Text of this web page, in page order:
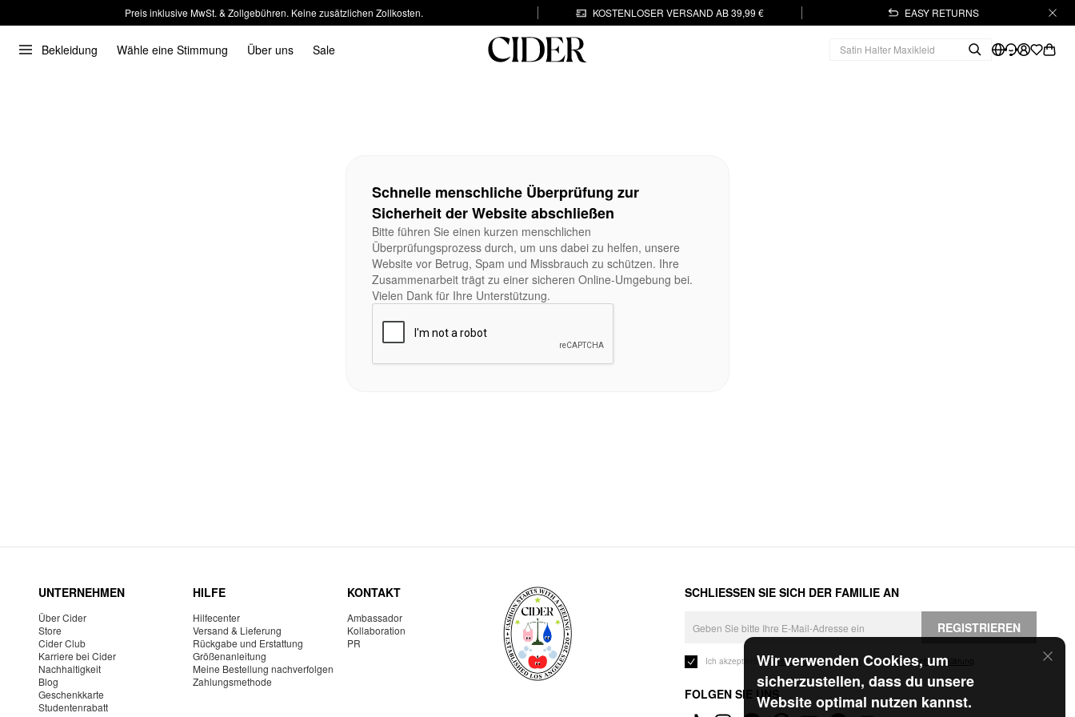
Preis inklusive MwSt. & Zollgebühren. Keine zusätzlichen Zollkosten. KOSTENLOSER VERSAND AB 39,99 € EASY RETURNS
Bekleidung Wähle eine Stimmung Über uns Sale
Wir verwenden Cookies, um
sicherzustellen, dass du unsere
Website optimal nutzen kannst.
Schnelle menschliche Überprüfung zur
Sicherheit der Website abschließen
Bitte führen Sie einen kurzen menschlichen
Überprüfungsprozess durch, um uns dabei zu helfen, unsere
Website vor Betrug, Spam und Missbrauch zu schützen. Ihre
Zusammenarbeit trägt zu einer sicheren Online-Umgebung bei.
Vielen Dank für Ihre Unterstützung.
UNTERNEHMEN
Über Cider
Store
Cider Club
Karriere bei Cider
Nachhaltigkeit
Blog
Geschenkkarte
Studentenrabatt
HILFE
Hilfecenter
Versand & Lieferung
Rückgabe und Erstattung
Größenanleitung
Meine Bestellung nachverfolgen
Zahlungsmethode
KONTAKT
Ambassador
Kollaboration
PR
SCHLIESSEN SIE SICH DER FAMILIE AN
REGISTRIEREN
Ich akzeptiere dieGeschäftsbedingungen und die Datenschutzerklärung
FOLGEN SIE UNS